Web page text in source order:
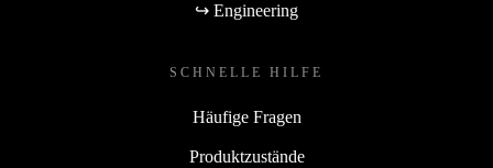
↪ Engineering
SCHNELLE HILFE
Häufige Fragen
Produktzustände